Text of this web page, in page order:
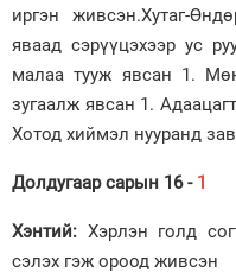
иргэн живсэн.Хутаг-
яваад сэрүүцэхээр ус
малаа тууж явсан 1.
зугаалж явсан 1.
Хотод хиймэл нууранд
Долдугаар сарын 16 - 1
Хэнтий: Хэрлэн голд
сэлэх гэж ороод живсэн